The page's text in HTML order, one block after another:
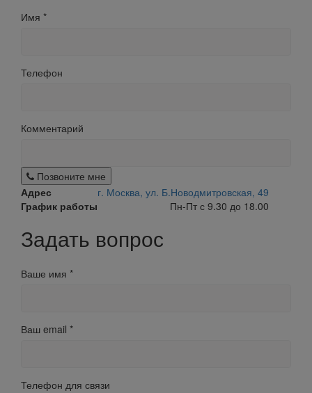
Имя *
Телефон
Комментарий
Позвоните мне
Адрес
г. Москва, ул. Б.Новодмитровская, 49
График работы
Пн-Пт с 9.30 до 18.00
Задать вопрос
Ваше имя *
Ваш email *
Телефон для связи